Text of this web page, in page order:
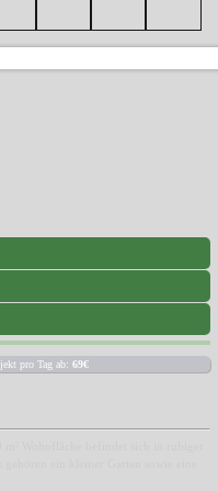
pro Tag ab: 69€